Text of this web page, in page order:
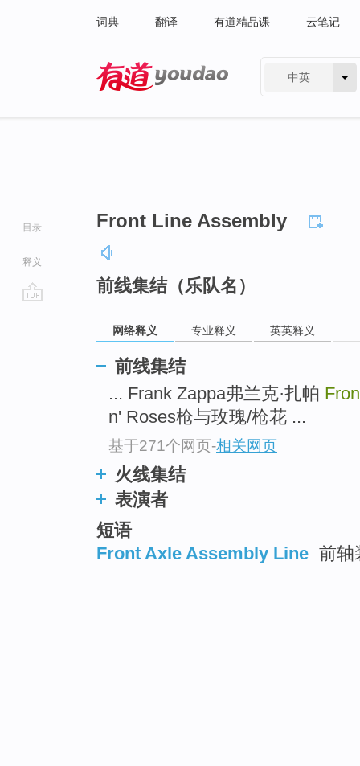
词典 翻译 有道精品课 云笔记
中英
目录
释义
Front Line Assembly
前线集结（乐队名）
网络释义 专业释义 英英释义
前线集结
... Frank Zappa弗兰克·扎帕
n' Roses枪与玫瑰/枪花 ...
基于271个网页-相关网页
火线集结
表演者
短语
Front Axle Assembly Line 前轴